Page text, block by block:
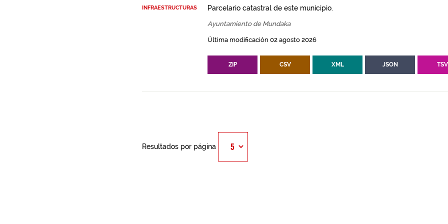
INFRAESTRUCTURAS
Parcelario catastral de este municipio.
Ayuntamiento de Mundaka
Última modificación 02 agosto 2026
ZIP CSV XML JSON TSV
Resultados por página